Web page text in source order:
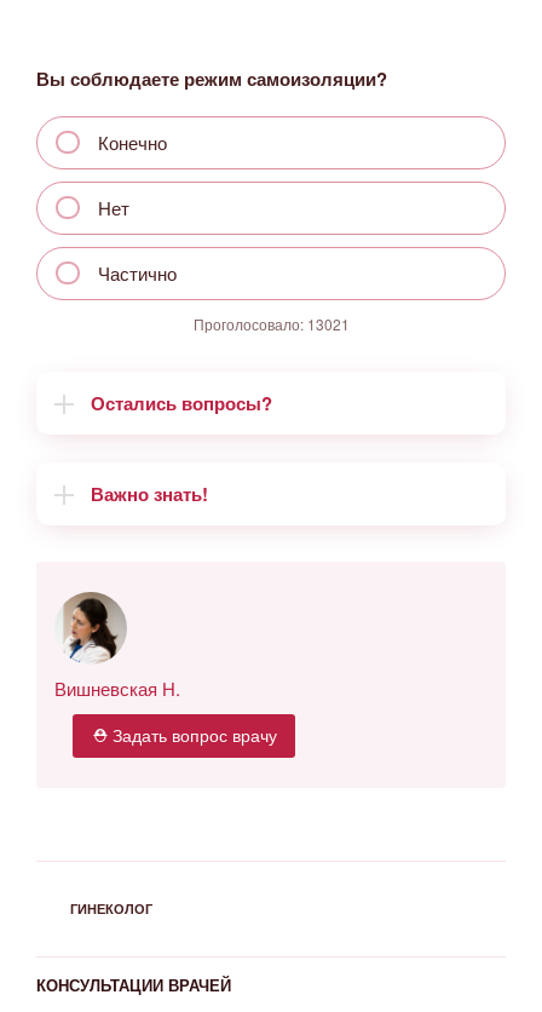
Вы соблюдаете режим самоизоляции?
Конечно
Нет
Частично
Проголосовало: 13021
Остались вопросы?
Важно знать!
Вишневская Н.
⛑ Задать вопрос врачу
РУБРИКИ
ГИНЕКОЛОГ
КОНСУЛЬТАЦИИ ВРАЧЕЙ